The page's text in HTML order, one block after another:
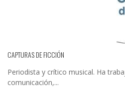
CAPTURAS DE FICCIÓN
Periodista y crítico musical. Ha
comunicación,...